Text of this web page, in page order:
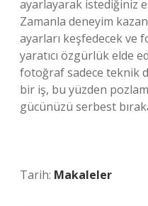
ayarlayarak istediğiniz
Zamanla deneyim
ayarları keşfedecek ve
yaratıcı özgürlük elde
fotoğraf sadece teknik
bir iş, bu yüzden
gücünüzü serbest
Tarih: Makaleler